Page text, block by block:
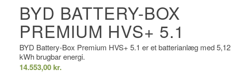
BYD BATTERY-BOX
PREMIUM HVS+ 5.1
BYD Battery-Box Premium HVS+ 5.1 er et batterianlæg med 5,12
kWh brugbar energi.
14.553,00 kr.